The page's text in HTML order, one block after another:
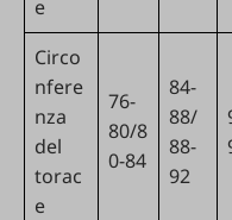
e
Circo
nfere
nza
del
torac
e
76-
80/8
0-84
84-
88/
88-
92